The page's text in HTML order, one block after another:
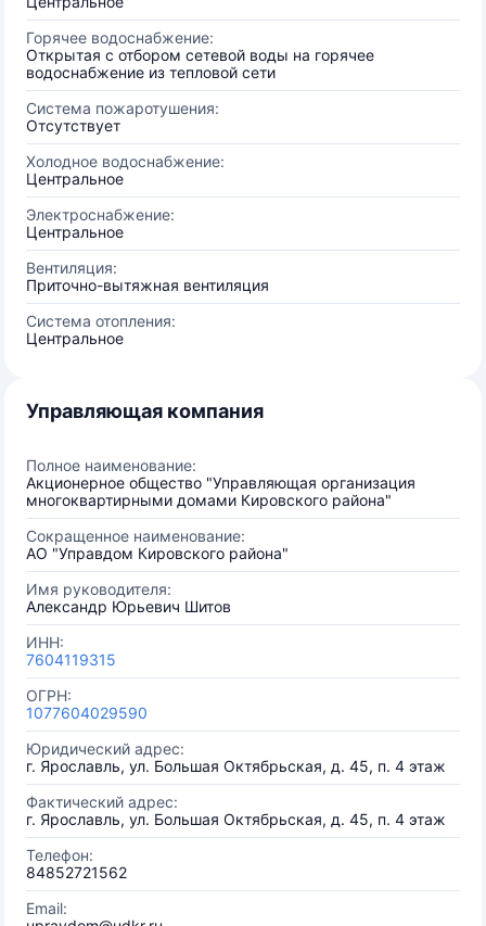
Горячее водоснабжение:
Открытая с отбором сетевой воды на горячее
водоснабжение из тепловой сети
Система пожаротушения:
Отсутствует
Холодное водоснабжение:
Центральное
Электроснабжение:
Центральное
Вентиляция:
Приточно-вытяжная вентиляция
Система отопления:
Центральное
Управляющая компания
Полное наименование:
Акционерное общество "Управляющая организация
многоквартирными домами Кировского района"
Сокращенное наименование:
АО "Управдом Кировского района"
Имя руководителя:
Александр Юрьевич Шитов
ИНН:
7604119315
ОГРН:
1077604029590
Юридический адрес:
г. Ярославль, ул. Большая Октябрьская, д. 45, п. 4 этаж
Фактический адрес:
г. Ярославль, ул. Большая Октябрьская, д. 45, п. 4 этаж
Телефон:
84852721562
Email: